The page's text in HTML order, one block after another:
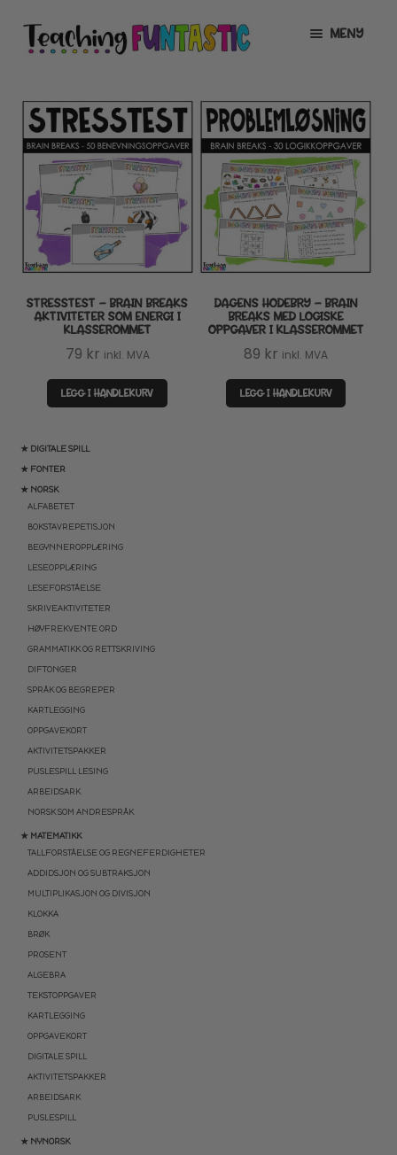
Hopp
til
Hopp
til
MENY
UNDERMENY
MIN KONTO
GRATIS
UTVID
UNDERMENY
BUTIKK
UTVID
UNDERMENY
LISENSER
UTVID
TIPSHJØRNET
★ DIGITALE SPILL
★ FONTER
★ NORSK
ALFABETET
BOKSTAVREPETISJON
BEGYNNEROPPLÆRING
LESEOPPLÆRING
LESEFORSTÅELSE
SKRIVEAKTIVITETER
HØYFREKVENTE ORD
GRAMMATIKK OG RETTSKRIVING
DIFTONGER
SPRÅK OG BEGREPER
KARTLEGGING
OPPGAVEKORT
AKTIVITETSPAKKER
PUSLESPILL LESING
ARBEIDSARK
NORSK SOM ANDRESPRÅK
★ MATEMATIKK
TALLFORSTÅELSE OG REGNEFERDIGHETER
ADDIDSJON OG SUBTRAKSJON
MULTIPLIKASJON OG DIVISJON
KLOKKA
BRØK
PROSENT
ALGEBRA
TEKSTOPPGAVER
KARTLEGGING
OPPGAVEKORT
DIGITALE SPILL
AKTIVITETSPAKKER
ARBEIDSARK
PUSLESPILL
★ NYNORSK
STRESSTEST – BRAIN BREAKS
AKTIVITETER SOM ENERGI I
KLASSEROMMET
79 kr inkl. MVA
LEGG I HANDLEKURV
DAGENS HODEBRY – BRAIN
BREAKS MED LOGISKE
OPPGAVER I KLASSEROMMET
89 kr inkl. MVA
LEGG I HANDLEKURV